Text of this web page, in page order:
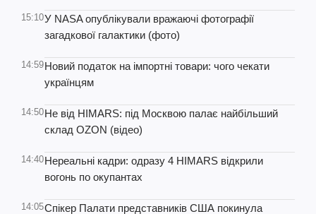
15:10У NASA опублікували вражаючі фотографії
загадкової галактики (фото)
14:59Новий податок на імпортні товари: чого чекати
українцям
14:50Не від HIMARS: під Москвою палає найбільший
склад OZON (відео)
14:40Нереальні кадри: одразу 4 HIMARS відкрили
вогонь по окупантах
14:05Спікер Палати представників США покинула